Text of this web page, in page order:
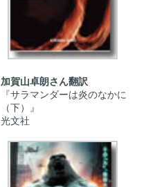
加賀山卓朗さん翻訳
『サラマンダーは炎のなかに
（下）』
光文社